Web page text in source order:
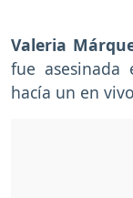
Valeria
fue asesinada
hacía un en